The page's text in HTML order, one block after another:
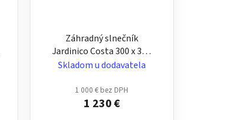
Záhradný slnečník
Jardinico Costa 300 x 300
cm - štvorcový, hliníkový
Skladom u dodavatela
1 000 € bez DPH
1 230 €